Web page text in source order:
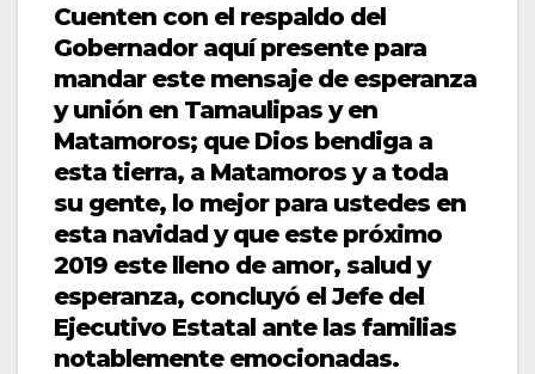
Cuenten con el respaldo del
Gobernador aquí presente para
mandar este mensaje de esperanza
y unión en Tamaulipas y en
Matamoros; que Dios bendiga a
esta tierra, a Matamoros y a toda
su gente, lo mejor para ustedes en
esta navidad y que este próximo
2019 este lleno de amor, salud y
esperanza, concluyó el Jefe del
Ejecutivo Estatal ante las familias
notablemente emocionadas.